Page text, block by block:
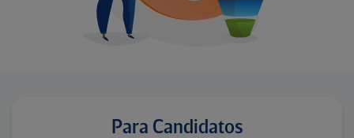
Para Candidatos